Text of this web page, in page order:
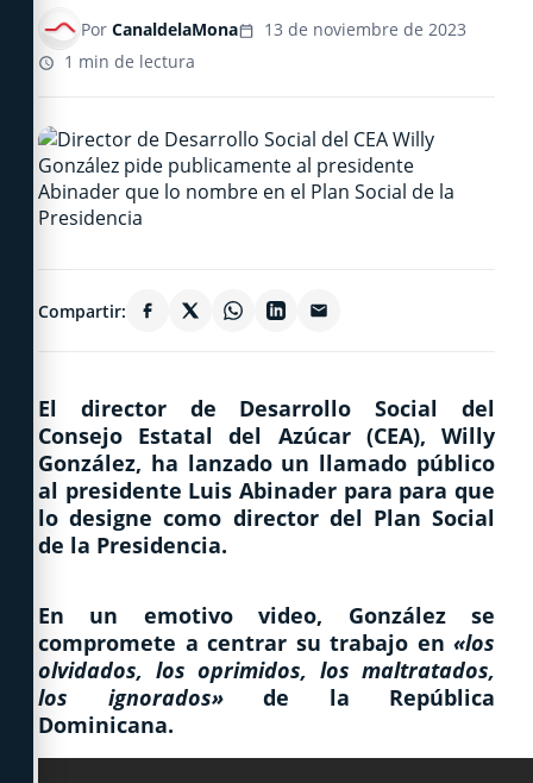
Por CanaldelaMona
13 de noviembre de 2023
1 min de lectura
Compartir:
El director de Desarrollo Social del
Consejo Estatal del Azúcar (CEA), Willy
González, ha lanzado un llamado público
al presidente Luis Abinader para para que
lo designe como director del Plan Social
de la Presidencia.
En un emotivo video, González se
compromete a centrar su trabajo en «los
olvidados, los oprimidos, los maltratados,
los ignorados»
de la República
Dominicana.